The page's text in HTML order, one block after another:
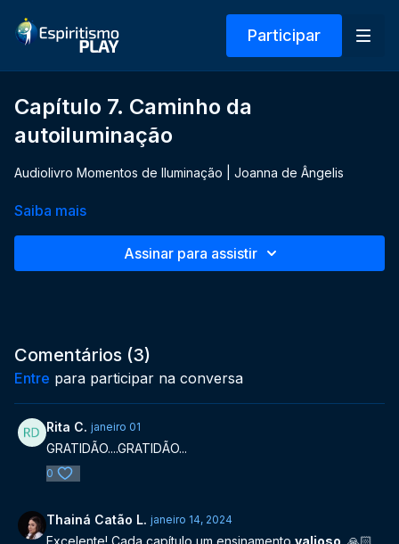
Participar
Capítulo 7. Caminho da
autoiluminação
Audiolivro Momentos de Iluminação | Joanna de Ângelis
Saiba mais
Assinar para assistir
Comentários (3)
Entre para participar na conversa
Rita C. janeiro 01
GRATIDÃO....GRATIDÃO...
0
Thainá Catão L. janeiro 14, 2024
Excelente! Cada capítulo um ensinamento valioso. 🙏🏻